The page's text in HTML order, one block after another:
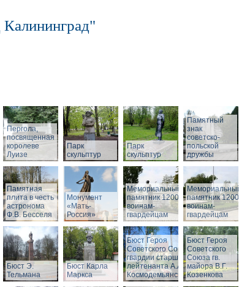
Пергола,
посвященная
королеве
Луизе
Парк
скульптур
Парк
скульптур
Памятный
знак
советско-
польской
дружбы
Памятная
плита в честь
астронома
Ф.В. Бесселя
Монумент
«Мать-
Россия»
Мемориальный
памятник 1200
воинам-
гвардейцам
Мемориальный
памятник 1200
воинам-
гвардейцам
Бюст Э.
Тельмана
Бюст Карла
Маркса
Бюст Героя
Советского Союза
гвардии старшего
лейтенанта А.А.
Космодемьянского
Бюст Героя
Советского
Союза гв.
майора В.Г.
Козенкова